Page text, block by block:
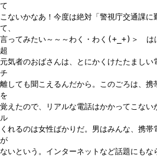
て
こないかなあ！今度は絶対「警視庁交通課
て、
言ってみたい～～～わく・わく(+_+)＞ は
超
元気者のおばさんは、とにかくけたたまし
チ
離しても聞こえるんだから。このごろは、携
を
覚えたので、リアルな電話はかかってこない
ル
くれるのは女性ばかりだ。男はみんな、携帯
が
ないという。インターネットなど話題にも